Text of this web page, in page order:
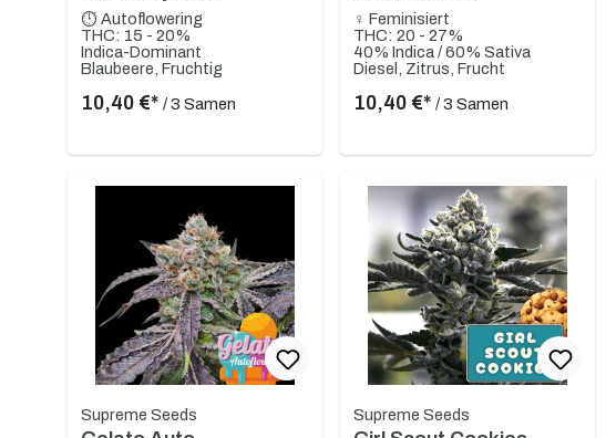
⏱ Autoflowering
THC: 15 - 20%
Indica-Dominant
Blaubeere, Fruchtig
10,40 €* / 3 Samen
♀ Feminisiert
THC: 20 - 27%
40% Indica / 60% Sativa
Diesel, Zitrus, Frucht
10,40 €* / 3 Samen
Supreme Seeds Supreme Seeds